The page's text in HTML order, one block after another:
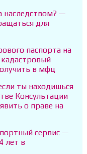
наследством? —
для
паспорта на
в мфц
ты находишься
Консультации
о праве на
сервис —
лет в